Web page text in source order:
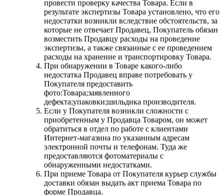
провести проверку качества Товара. Если в
результате экспертизы Товара установлено, что его
недостатки возникли вследствие обстоятельств, за
которые не отвечает Продавец, Покупатель обязан
возместить Продавцу расходы на проведение
экспертизы, а также связанные с ее проведением
расходы на хранение и транспортировку Товара.
При обнаружении в Товаре какого-либо
недостатка Продавец вправе потребовать у
Покупателя предоставить
фото:Товара;заявленного
дефекта;упаковки;шильдика производителя.
Если у Покупателя возникли сложности с
приобретенным у Продавца Товаром, он может
обратиться в отдел по работе с клиентами
Интернет-магазина по указанным адресам
электронной почты и телефонам. Туда же
предоставляются фотоматериалы с
обнаруженными недостатками.
При приеме Товара от Покупателя курьер службы
доставки обязан выдать акт приема Товара по
форме Продавца.